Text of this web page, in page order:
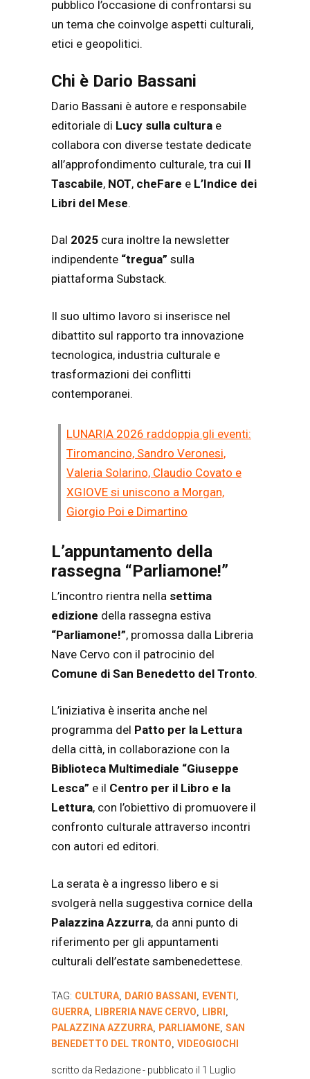
pubblico l’occasione di confrontarsi su
un tema che coinvolge aspetti culturali,
etici e geopolitici.
Chi è Dario Bassani
Dario Bassani è autore e responsabile
editoriale di Lucy sulla cultura e
collabora con diverse testate dedicate
all’approfondimento culturale, tra cui Il
Tascabile, NOT, cheFare e L’Indice dei
Libri del Mese.
Dal 2025 cura inoltre la newsletter
indipendente “tregua” sulla
piattaforma Substack.
Il suo ultimo lavoro si inserisce nel
dibattito sul rapporto tra innovazione
tecnologica, industria culturale e
trasformazioni dei conflitti
contemporanei.
LUNARIA 2026 raddoppia gli eventi:
Tiromancino, Sandro Veronesi,
Valeria Solarino, Claudio Covato e
XGIOVE si uniscono a Morgan,
Giorgio Poi e Dimartino
L’appuntamento della
rassegna “Parliamone!”
L’incontro rientra nella settima
edizione della rassegna estiva
“Parliamone!”, promossa dalla Libreria
Nave Cervo con il patrocinio del
Comune di San Benedetto del Tronto.
L’iniziativa è inserita anche nel
programma del Patto per la Lettura
della città, in collaborazione con la
Biblioteca Multimediale “Giuseppe
Lesca” e il Centro per il Libro e la
Lettura, con l’obiettivo di promuovere il
confronto culturale attraverso incontri
con autori ed editori.
La serata è a ingresso libero e si
svolgerà nella suggestiva cornice della
Palazzina Azzurra, da anni punto di
riferimento per gli appuntamenti
culturali dell’estate sambenedettese.
TAG: CULTURA, DARIO BASSANI , EVENTI ,
GUERRA, LIBRERIA NAVE CERVO, LIBRI ,
PALAZZINA AZZURRA, PARLIAMONE, SAN
BENEDETTO DEL TRONTO, VIDEOGIOCHI
scritto da Redazione- pubblicato il 1 Luglio